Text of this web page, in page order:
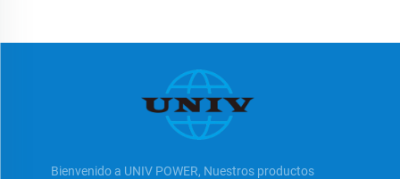
Bienvenido a UNIV POWER, Nuestros productos